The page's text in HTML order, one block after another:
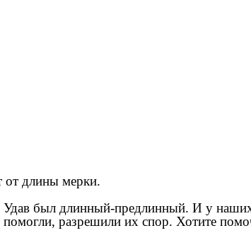
от длины мерки.
был длинный-предлинный. И у наших
разрешили их спор. Хотите